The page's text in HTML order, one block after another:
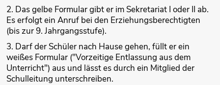
2. Das gelbe Formular gibt er im Sekretariat I oder II ab.
Es erfolgt ein Anruf bei den Erziehungsberechtigten
(bis zur 9. Jahrgangsstufe).
3. Darf der Schüler nach Hause gehen, füllt er ein
weißes Formular ("Vorzeitige Entlassung aus dem
Unterricht") aus und lässt es durch ein Mitglied der
Schulleitung unterschreiben.